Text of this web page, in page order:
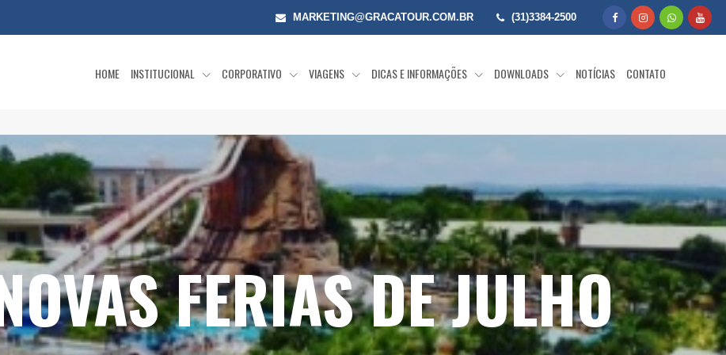
MARKETING@GRACATOUR.COM.BR (31)3384-2500
HOME INSTITUCIONAL CORPORATIVO VIAGENS DICAS E INFORMAÇÕES DOWNLOADS NOTÍCIAS CONTATO
FERIAS DE JULHO